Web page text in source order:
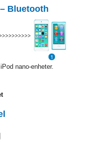
Bluetooth
nano-enheter.